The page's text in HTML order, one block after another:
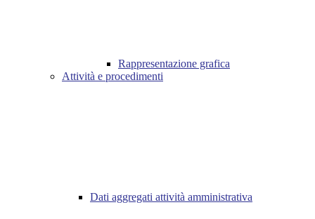
Rappresentazione grafica
Attività e procedimenti
Dati aggregati attività amministrativa